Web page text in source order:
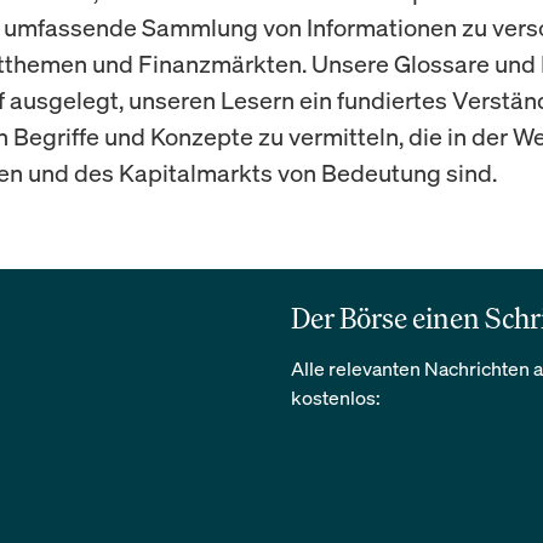
Sammlung von Informationen zu
und Finanzmärkten. Unsere Glossare
ausgelegt, unseren Lesern ein fundiertes
Begriffe und Konzepte zu vermitteln, die in der
und des Kapitalmarkts von Bedeutung sind.
Der Börse einen
Alle relevanten Nachrichten
kostenlos: